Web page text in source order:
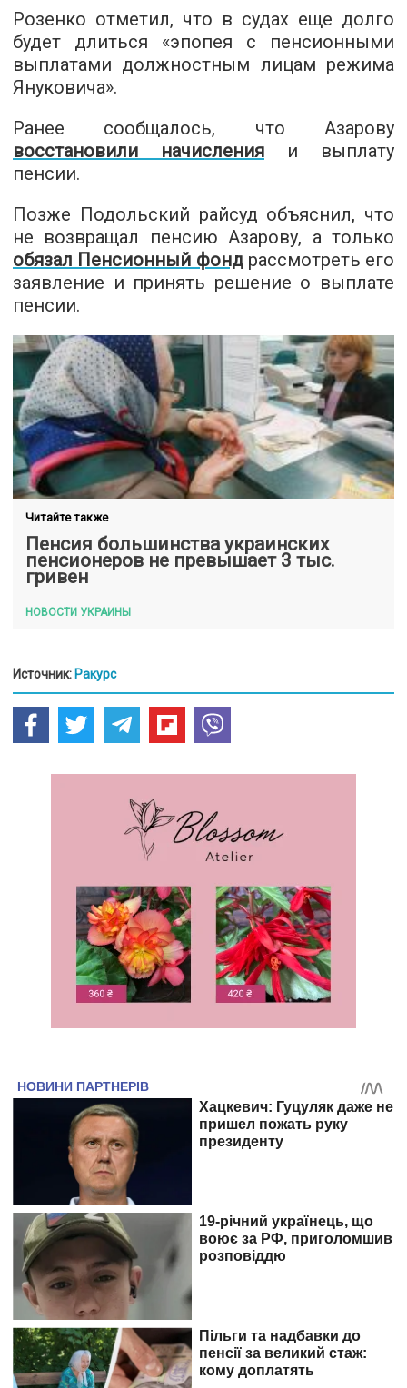
Розенко отметил, что в судах еще долго
будет длиться «эпопея с пенсионными
выплатами должностным лицам режима
Януковича».
Ранее сообщалось, что Азарову
восстановили начисления и выплату
пенсии.
Позже Подольский райсуд объяснил, что
не возвращал пенсию Азарову, а только
обязал Пенсионный фондрассмотреть его
заявление и принять решение о выплате
пенсии.
Читайте также
Пенсия большинства украинских
пенсионеров не превышает 3 тыс.
гривен
НОВОСТИ УКРАИНЫ
Источник: Ракурс